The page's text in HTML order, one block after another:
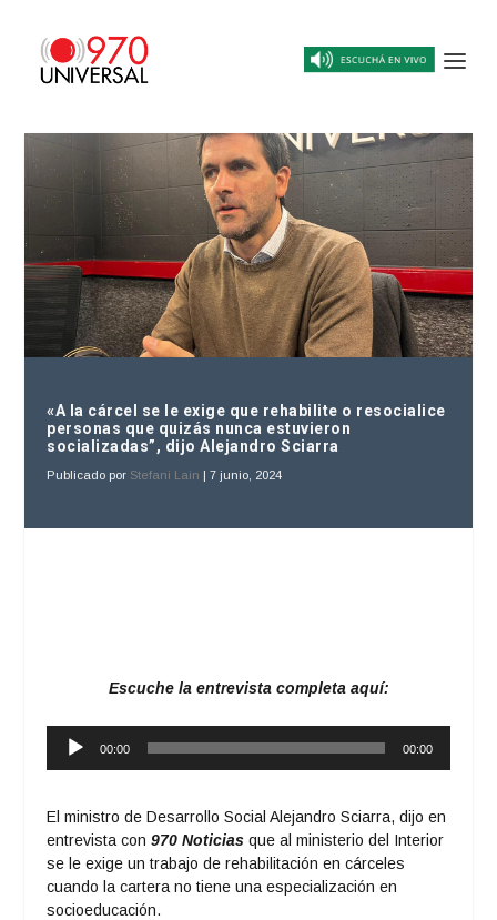
«A la cárcel se le exige que rehabilite o resocialice
personas que quizás nunca estuvieron
socializadas”, dijo Alejandro Sciarra
Publicado por Stefani Lain |7 junio, 2024
Escuche la entrevista completa aquí:
Reproductor
00:00 00:00
El ministro de Desarrollo Social Alejandro Sciarra, dijo en
entrevista con970 Noticias que al ministerio del Interior
se le exige un trabajo de rehabilitación en cárceles
cuando la cartera no tiene una especialización en
socioeducación.